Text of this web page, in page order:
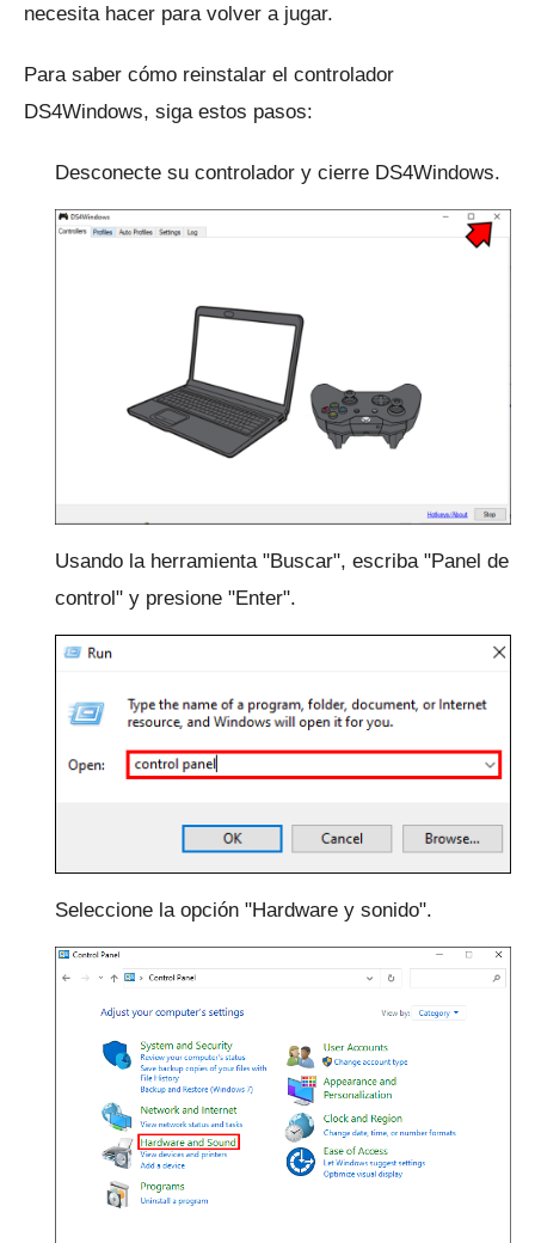
necesita hacer para volver a jugar.
Para saber cómo reinstalar el controlador
DS4Windows, siga estos pasos:
Desconecte su controlador y cierre DS4Windows.
Usando la herramienta "Buscar", escriba "Panel de
control" y presione "Enter".
Seleccione la opción "Hardware y sonido".